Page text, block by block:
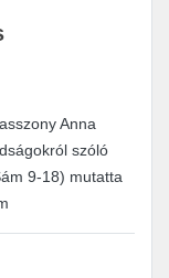
Anna
szóló
9-18) mutatta